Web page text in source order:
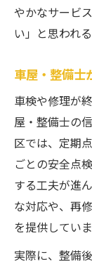
やかなサービ
い」と思われ
車屋・整備士
車検や修理が
屋・整備士の
区では、定期
ごとの安全点
する工夫が進
な対応や、再
を提供していま
実際に、整備